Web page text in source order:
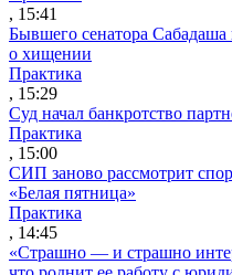
, 15:41
Бывшего сенатора
о хищении
Практика
, 15:29
Суд начал банкротство
Практика
, 15:00
СИП заново рассмотрит
«Белая пятница»
Практика
, 14:45
«Страшно — и страшно